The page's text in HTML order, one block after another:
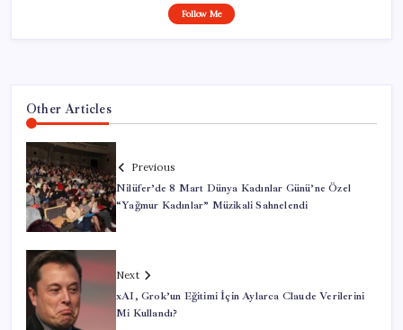
Follow Me
Other Articles
Previous
Nilüfer’de 8 Mart Dünya Kadınlar Günü’ne Özel
“Yağmur Kadınlar” Müzikali Sahnelendi
Next
xAI, Grok’un Eğitimi İçin Aylarca Claude Verilerini
Mi Kullandı?